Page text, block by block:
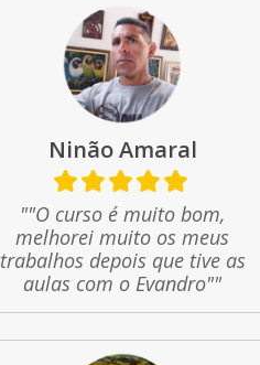
Ninão Amaral
""O curso é muito bom,
melhorei muito os meus
trabalhos depois que tive as
aulas com o Evandro""